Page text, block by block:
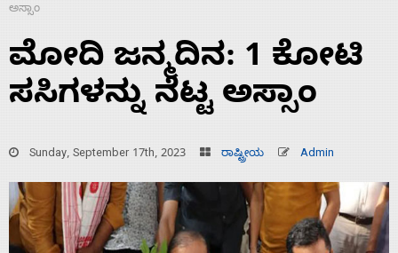
ಅಸ್ಸಾಂ
ಮೋದಿ ಜನ್ಮದಿನ: 1 ಕೋಟಿ
ಸಸಿಗಳನ್ನು ನೆಟ್ಟ ಅಸ್ಸಾಂ
Sunday, September 17th, 2023 ರಾಷ್ಟ್ರೀಯ Admin